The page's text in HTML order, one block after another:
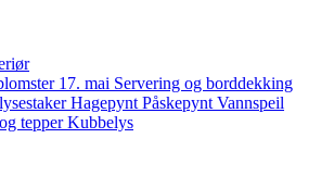
17. mai Servering og borddekking
Hagepynt Påskepynt Vannspeil
tepperKubbelys